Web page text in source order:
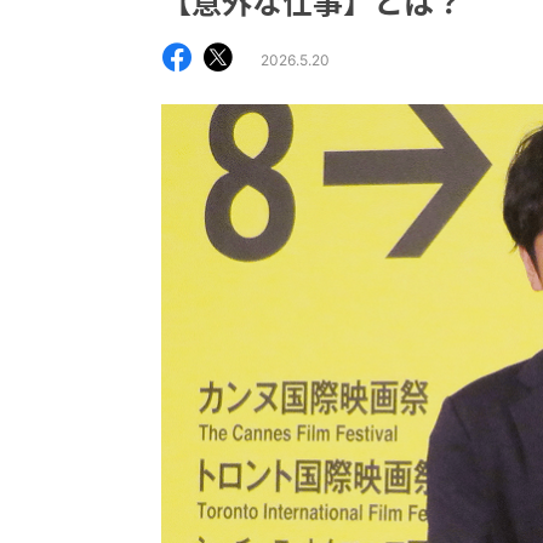
2026.5.20